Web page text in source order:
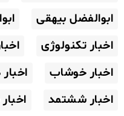
ابوالفضل بیهقی
اخبار تکنولوژی
اخبار خوشاب
اخبار ششتمد